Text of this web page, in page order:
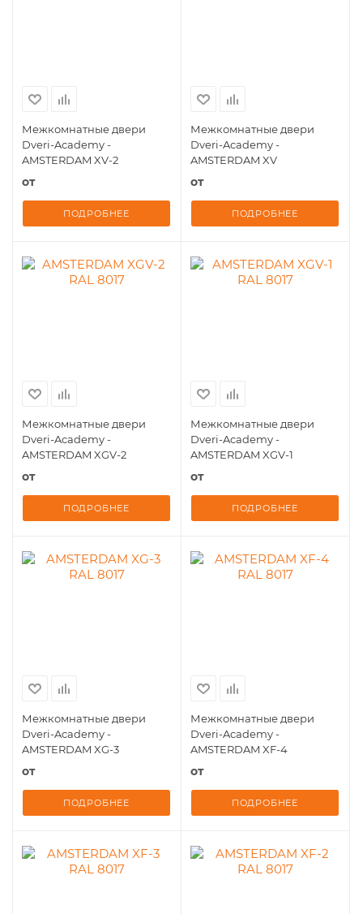
Межкомнатные двери
Dveri-Academy -
AMSTERDAM XV-2
от
ПОДРОБНЕЕ
Межкомнатные двери
Dveri-Academy -
AMSTERDAM XV
от
ПОДРОБНЕЕ
Межкомнатные двери
Dveri-Academy -
AMSTERDAM XGV-2
от
ПОДРОБНЕЕ
Межкомнатные двери
Dveri-Academy -
AMSTERDAM XGV-1
от
ПОДРОБНЕЕ
Межкомнатные двери
Dveri-Academy -
AMSTERDAM XG-3
от
ПОДРОБНЕЕ
Межкомнатные двери
Dveri-Academy -
AMSTERDAM XF-4
от
ПОДРОБНЕЕ